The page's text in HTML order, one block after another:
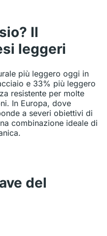
Il
leggeri
più leggero oggi in
e 33% più leggero
resistente per molte
In Europa, dove
a severi obiettivi di
combinazione ideale di
del